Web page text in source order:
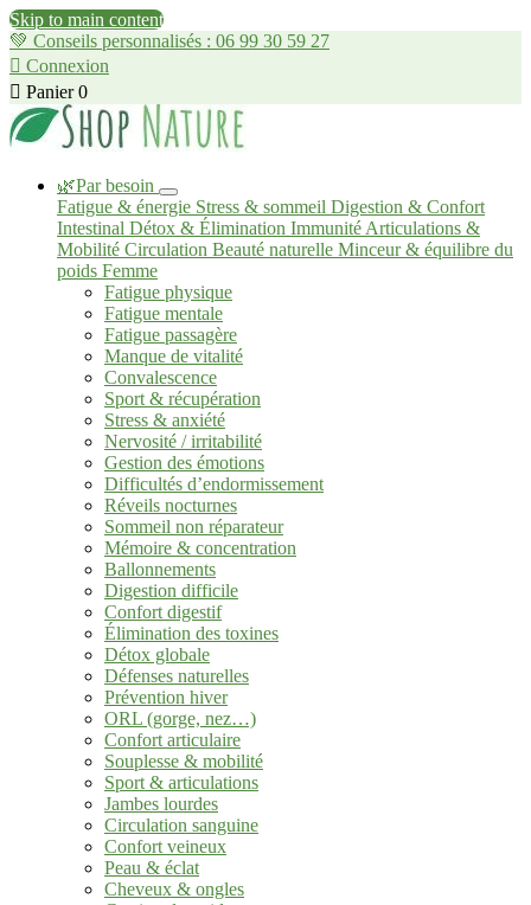
Skip to main content
💚 Conseils personnalisés : 06 99 30 59 27
 Connexion
 Panier 0
🌿Par besoin
Fatigue & énergie Stress & sommeil Digestion & Confort
Intestinal Détox & Élimination Immunité Articulations &
Mobilité Circulation Beauté naturelle Minceur & équilibre du
poids Femme
Fatigue physique
Fatigue mentale
Fatigue passagère
Manque de vitalité
Convalescence
Sport & récupération
Stress & anxiété
Nervosité / irritabilité
Gestion des émotions
Difficultés d’endormissement
Réveils nocturnes
Sommeil non réparateur
Mémoire & concentration
Ballonnements
Digestion difficile
Confort digestif
Élimination des toxines
Détox globale
Défenses naturelles
Prévention hiver
ORL (gorge, nez…)
Confort articulaire
Souplesse & mobilité
Sport & articulations
Jambes lourdes
Circulation sanguine
Confort veineux
Peau & éclat
Cheveux & ongles